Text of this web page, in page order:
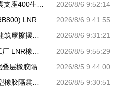
2026/8/6 9:52:14
2026/8/6 9:41:55
2026/8/6 9:31:21
2026/8/5 9:55:29
2026/8/5 9:44:00
2026/8/5 9:30:51